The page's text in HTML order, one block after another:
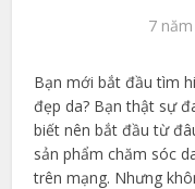
7
Bạn mới bắt đầu tìm
đẹp da? Bạn thật sự
biết nên bắt đầu từ
sản phẩm chăm sóc
trên mạng. Nhưng